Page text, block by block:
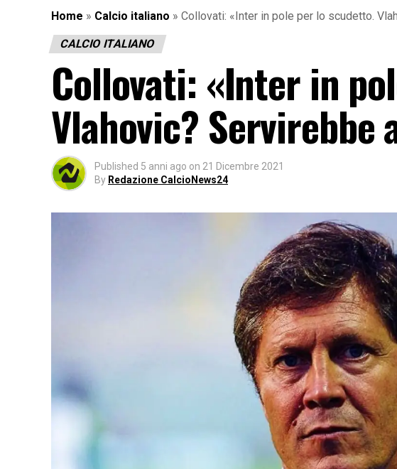
Home » Calcio italiano » Collovati: «Inter in pole per lo scudetto.
CALCIO ITALIANO
Collovati: «Inter in
Vlahovic? Servirebbe
Published 5 anni ago on 21 Dicembre 2021
By Redazione CalcioNews24